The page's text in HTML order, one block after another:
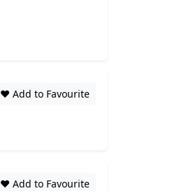
❤️ Add to Favourite
❤️ Add to Favourite